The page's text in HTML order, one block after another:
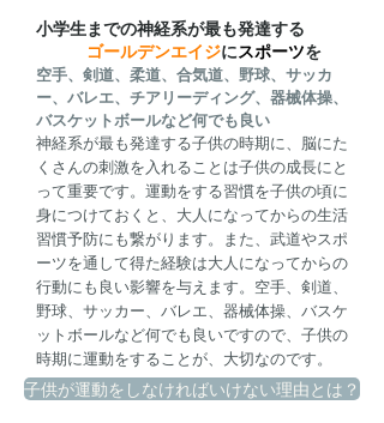
​小学生までの神経系が最も発達する
ゴールデンエイジにスポーツを
空手、剣道、柔道、合気道、野球、サッカ
ー、バレエ、チアリーディング、器械体操、
バスケットボールなど何でも良い
神経系が最も発達する子供の時期に、脳にた
くさんの刺激を入れることは子供の成長にと
って重要です。運動をする習慣を子供の頃に
身につけておくと、大人になってからの生活
習慣予防にも繋がります。また、武道やスポ
ーツを通して得た経験は大人になってからの
行動にも良い影響を与えます。空手、剣道、
野球、サッカー、バレエ、器械体操、バスケ
ットボールなど何でも良いですので、子供の
時期に運動をすることが、大切なのです。
子供が運動をしなければいけない理由とは？